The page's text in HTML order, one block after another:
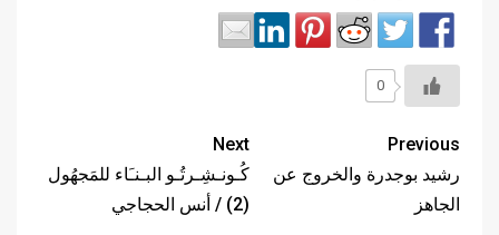
0
Previous
رشيد بوجدرة والخروج عن
الجاهز
Next
كُـونـشِـرتُـو البـنـَاء للمَجهُول
(2) / أنس الحجاجي